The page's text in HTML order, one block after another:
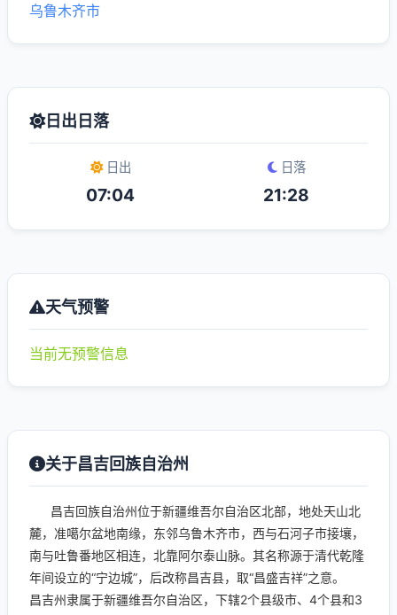
乌鲁木齐市
日出日落
日出
07:04
日落
21:28
天气预警
当前无预警信息
关于昌吉回族自治州
昌吉回族自治州位于新疆维吾尔自治区北部，地处天山北
麓，准噶尔盆地南缘，东邻乌鲁木齐市，西与石河子市接壤，
南与吐鲁番地区相连，北靠阿尔泰山脉。其名称源于清代乾隆
年间设立的“宁边城”，后改称昌吉县，取“昌盛吉祥”之意。
昌吉州隶属于新疆维吾尔自治区，下辖2个县级市、4个县和3